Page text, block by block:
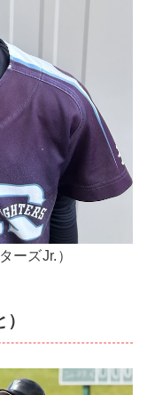
ーズJr.）